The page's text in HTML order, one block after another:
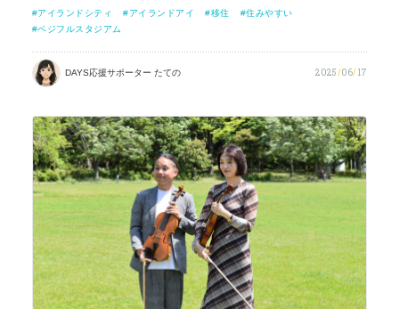
アイランドシティ アイランドアイ 移住
住みやすい
ベジフルスタジアム
DAYS応援サポーター たての 2025/06/17